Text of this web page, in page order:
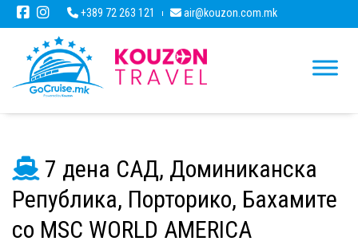
+389 72 263 121 air@kouzon.com.mk
7 дена САД, Доминиканска
Република, Порторико, Бахамите
со MSC WORLD AMERICA